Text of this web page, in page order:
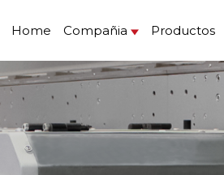
Home Compañia Productos